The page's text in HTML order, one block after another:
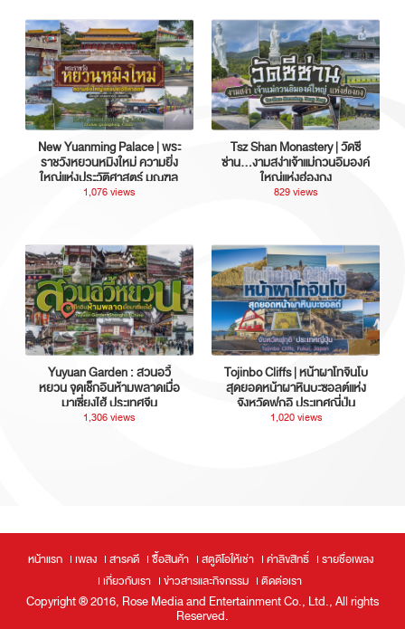
New Yuanming Palace | พระ
ราชวังหยวนหมิงใหม่ ความยิ่ง
ใหญ่แห่งประวัติศาสตร์ มณฑล
กวางตุ้ง ประเทศจีน
1,076 views
Tsz Shan Monastery | วัดซี
ซ่าน…งามสง่าเจ้าแม่กวนอิมองค์
ใหญ่แห่งฮ่องกง
829 views
Yuyuan Garden : สวนอวี้
หยวน จุดเช็กอินห้ามพลาดเมื่อ
มาเซี่ยงไฮ้ ประเทศจีน
1,306 views
Tojinbo Cliffs | หน้าผาโทจินโบ
สุดยอดหน้าผาหินบะซอลต์แห่ง
จังหวัดฟุกุอิ ประเทศญี่ปุ่น
1,020 views
หน้าแรก เพลง สารคดี ซื้อสินค้า สตูดิโอให้เช่า ค่าลิขสิทธิ์
รายชื่อเพลง
เกี่ยวกับเรา
ข่าวสารและกิจกรรม ติดต่อเรา
Copyright ® 2016, Rose Media and Entertainment Co., Ltd., All rights
Reserved.